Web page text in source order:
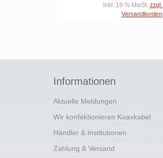
inkl. 19 % MwSt. zzgl.
Versandkosten
Informationen
Aktuelle Meldungen
Wir konfektionieren Koaxkabel
Händler & Institutionen
Zahlung & Versand